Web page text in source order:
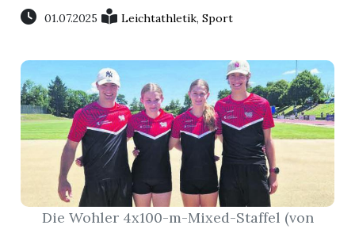
Veranstaltungen
Stellen
E-
Paper
Newsletter
App
01.07.2025 Leichtathletik,Sport
Die Wohler 4x100-m-Mixed-Staffel (von